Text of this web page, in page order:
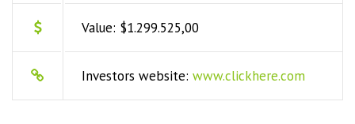
Value: $1.299.525,00
Investors website: www.clickhere.com